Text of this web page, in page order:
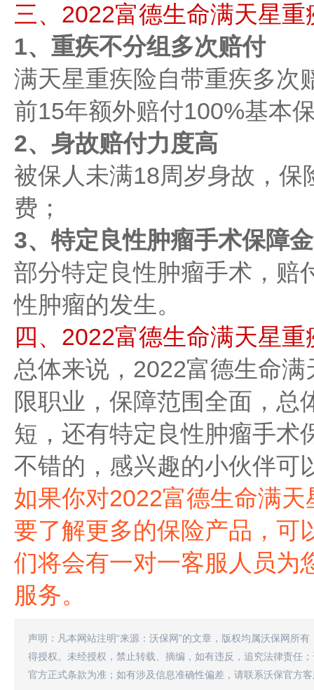
三、2022富德生命满天星
1、重疾不分组多次赔付
满天星重疾险自带重疾多次
前15年额外赔付100%基本
2、身故赔付力度高
被保人未满18周岁身故，保
费；
3、特定良性肿瘤手术保障金
部分特定良性肿瘤手术，赔
性肿瘤的发生。
四、2022富德生命满天星
总体来说，2022富德生命
限职业，保障范围全面，总
短，还有特定良性肿瘤手术
不错的，感兴趣的小伙伴可
如果你对2022富德生命满
要了解更多的保险产品，可
们将会有一对一客服人员为
服务。
声明：凡本网站注明“来源：沃保网”的文章，版权均属沃保网所
得授权。未经授权，禁止转载、摘编，如有违反，追究法律责任
官方正式条款为准；如有涉及信息准确性偏差，请联系沃保官方